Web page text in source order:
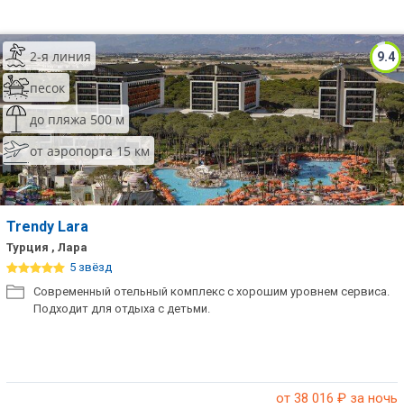
9.4
2-я линия
песок
до пляжа 500 м
от аэропорта 15 км
Trendy Lara
Турция , Лара
5 звёзд
Современный отельный комплекс с хорошим уровнем сервиса.
Подходит для отдыха с детьми.
от 38 016 ₽ за ночь